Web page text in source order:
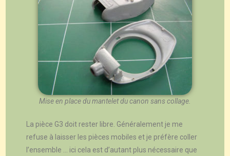
Mise en place du mantelet du canon sans collage.
La pièce G3 doit rester libre. Généralement je me
refuse à laisser les pièces mobiles et je préfère coller
l’ensemble … ici cela est d’autant plus nécessaire que